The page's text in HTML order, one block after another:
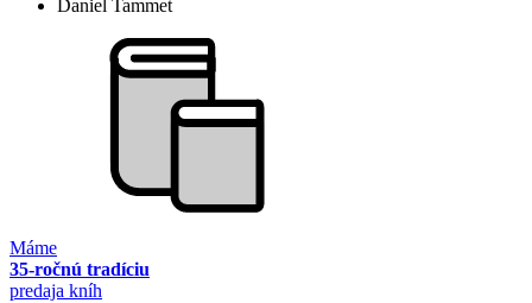
Daniel Tammet
Máme
35-ročnú tradíciu
predaja kníh